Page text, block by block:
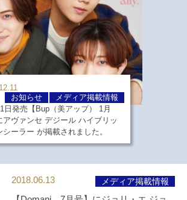
お知らせ
メディア掲載情報
日発売【Bup（美アップ） 1月
アヴァンセ デジール ハイブリッ
シーラー が掲載されました。
2018.06.13 メディア掲載情報